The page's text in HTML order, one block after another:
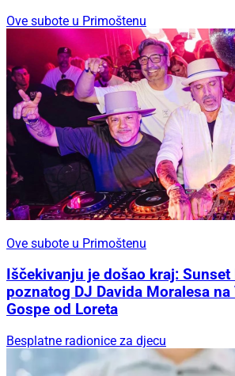
Ove subote u Primoštenu
Ove subote u Primoštenu
Iščekivanju je došao kraj:
poznatog DJ Davida Moralesa
Gospe od Loreta
Besplatne radionice za djecu